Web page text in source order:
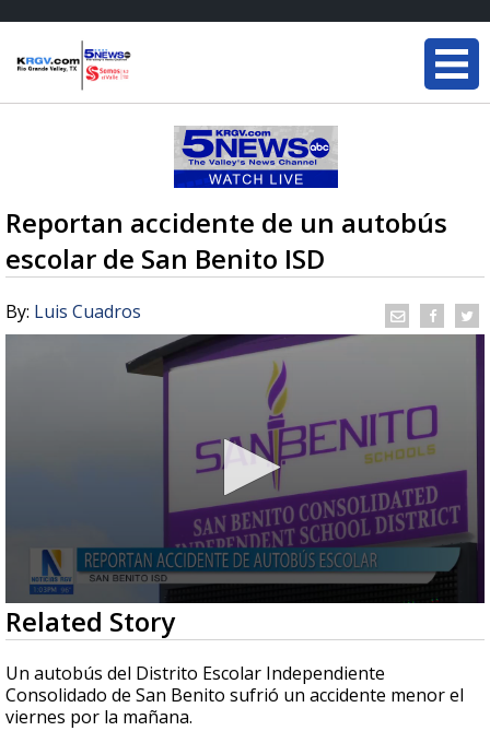
Reportan accidente de un autobús
escolar de San Benito ISD
By: Luis Cuadros
0
seconds
of
52
seconds
Related Story
Un autobús del Distrito Escolar Independiente
Consolidado de San Benito sufrió un accidente menor el
viernes por la mañana.